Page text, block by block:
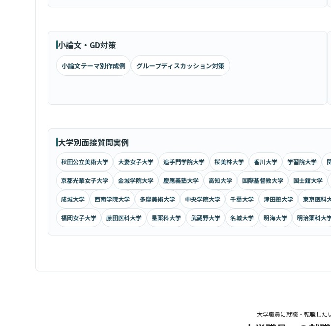
小論文・GD対策
小論文テーマ別作成例 グループディスカッション対策
大学別面接質問実例
秋田公立美術大学 大妻女子大学 追手門学院大学 桜美林大学 香川大学 学習院大学
京都光華女子大学 金城学院大学 慶應義塾大学 高知大学 国際基督教大学 国士舘大学
成城大学 西南学院大学 多摩美術大学 中央学院大学 千葉大学 津田塾大学 東京医科
福岡女子大学 藤田医科大学 星薬科大学 武蔵野大学 名城大学 明海大学 明治薬科大
大学職員に就職・転職した